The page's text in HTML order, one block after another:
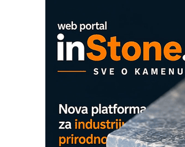
EVOKS Maintenance
ROSA i SCHUNK podižu
na viši nivo
Detekcija različitih oblika
MAREX - Lim i mašine za